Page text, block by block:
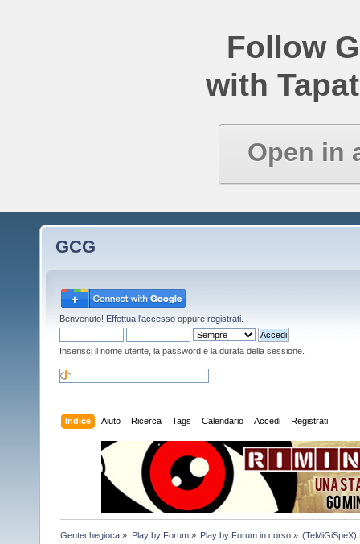
Follow
with
Open in
GCG
Benvenuto! Effettua l'accesso oppure registrati
Inserisci il nome utente, la password e la durata della sessione.
Indice Aiuto Ricerca Tags Calendario Accedi Registrati
Gentechegioca » Play by Forum» Play by Forum in corso» (TeMiGiSpeX)